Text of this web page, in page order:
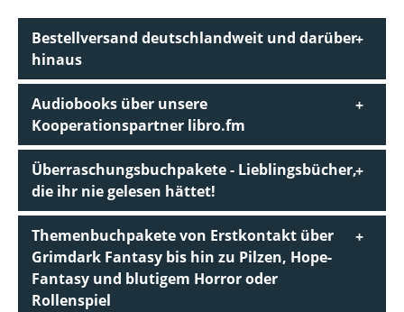
Bestellversand deutschlandweit und darüber
hinaus
Audiobooks über unsere
Kooperationspartner libro.fm
Überraschungsbuchpakete - Lieblingsbücher,
die ihr nie gelesen hättet!
Themenbuchpakete von Erstkontakt über
Grimdark Fantasy bis hin zu Pilzen, Hope-
Fantasy und blutigem Horror oder
Rollenspiel